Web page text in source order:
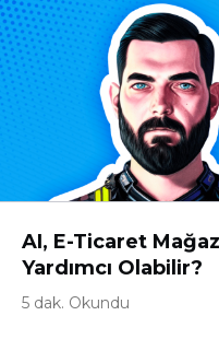
AI, E-Ticaret
Yardımcı Olabilir?
5 dak. Okundu